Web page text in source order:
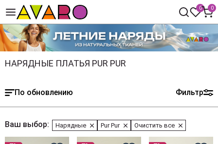
0 0
НАРЯДНЫЕ ПЛАТЬЯ PUR PUR
По обновлению Фильтр
Ваш выбор: Нарядные Pur Pur Очистить все